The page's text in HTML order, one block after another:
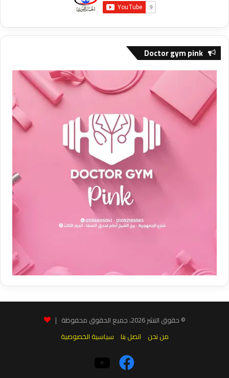
Doctor gym pink
© حقوق النشر 2026، جميع الحقوق محفوظة |
من نحن
اتصل بنا سياسية الخصوصية
فيسبوك